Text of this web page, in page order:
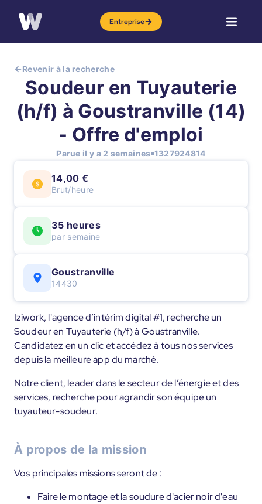
Entreprise
Revenir à la recherche
Soudeur en Tuyauterie
(h/f) à Goustranville (14)
- Offre d'emploi
Parue il y a 2 semaines 1327924814
14,00 €
Brut/heure
35 heures
par semaine
Goustranville
14430
Iziwork, l'agence d’intérim digital #1, recherche un
Soudeur en Tuyauterie (h/f) à Goustranville.
Candidatez en un clic et accédez à tous nos services
depuis la meilleure app du marché.
Notre client, leader dans le secteur de l’énergie et des
services, recherche pour agrandir son équipe un
tuyauteur-soudeur.
À propos de la mission
Vos principales missions seront de :
Faire le montage et la soudure d'acier noir d'eau